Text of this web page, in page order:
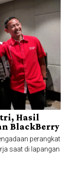
Hasil
BlackBerry
perangkat
saat di lapangan